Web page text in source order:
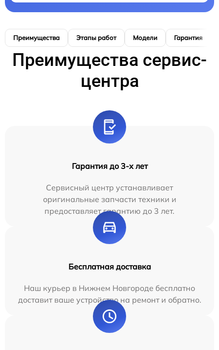
Преимущества Этапы работ Модели Гарантия
Преимущества сервис-
центра
Гарантия до 3-х лет
Сервисный центр устанавливает
оригинальные запчасти техники и
предоставляет гарантию до 3 лет.
Бесплатная доставка
Наш курьер в Нижнем Новгороде бесплатно
доставит ваше устройство на ремонт и обратно.